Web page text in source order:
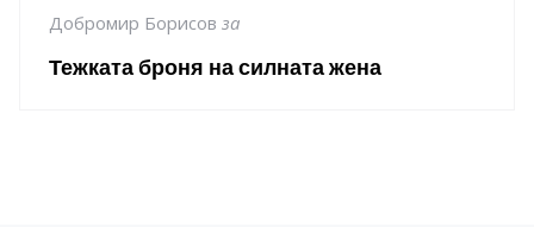
Добромир Борисов за
Тежката броня на силната жена